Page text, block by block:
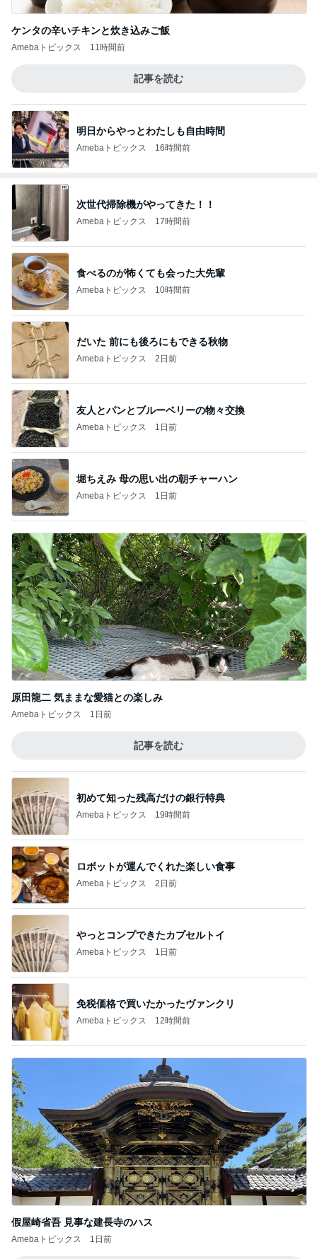
ケンタの辛いチキンと炊き込みご飯
Amebaトピックス 11時間前
記事を読む
明日からやっとわたしも自由時間
Amebaトピックス 16時間前
次世代掃除機がやってきた！！
Amebaトピックス 17時間前
食べるのが怖くても会った大先輩
Amebaトピックス 10時間前
だいた 前にも後ろにもできる秋物
Amebaトピックス 2日前
友人とパンとブルーベリーの物々交換
Amebaトピックス 1日前
堀ちえみ 母の思い出の朝チャーハン
Amebaトピックス 1日前
原田龍二 気ままな愛猫との楽しみ
Amebaトピックス 1日前
記事を読む
初めて知った残高だけの銀行特典
Amebaトピックス 19時間前
ロボットが運んでくれた楽しい食事
Amebaトピックス 2日前
やっとコンプできたカプセルトイ
Amebaトピックス 1日前
免税価格で買いたかったヴァンクリ
Amebaトピックス 12時間前
假屋崎省吾 見事な建長寺のハス
Amebaトピックス 1日前